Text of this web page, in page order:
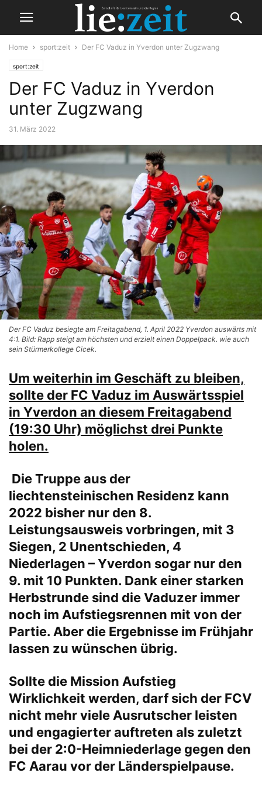
Home sport:zeit Der FC Vaduz in Yverdon unter Zugzwang
sport:zeit
Der FC Vaduz in Yverdon
unter Zugzwang
31. März 2022
Der FC Vaduz besiegte am Freitagabend, 1. April 2022 Yverdon auswärts mit
4:1. Bild: Rapp steigt am höchsten und erzielt einen Doppelpack. wie auch
sein Stürmerkollege Cicek.
Um weiterhin im Geschäft zu bleiben,
sollte der FC Vaduz im Auswärtsspiel
in Yverdon an diesem Freitagabend
(19:30 Uhr) möglichst drei Punkte
holen.
Die Truppe aus der
liechtensteinischen Residenz kann
2022 bisher nur den 8.
Leistungsausweis vorbringen, mit 3
Siegen, 2 Unentschieden, 4
Niederlagen – Yverdon sogar nur den
9. mit 10 Punkten. Dank einer starken
Herbstrunde sind die Vaduzer immer
noch im Aufstiegsrennen mit von der
Partie. Aber die Ergebnisse im Frühjahr
lassen zu wünschen übrig.
Sollte die Mission Aufstieg
Wirklichkeit werden, darf sich der FCV
nicht mehr viele Ausrutscher leisten
und engagierter auftreten als zuletzt
bei der 2:0-Heimniederlage gegen den
FC Aarau vor der Länderspielpause.